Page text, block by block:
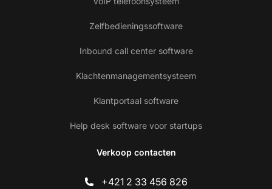
Zelfbedieningssoftware
Inbound call center software
Klachtenmanagementsysteem
Klantportaal software
Help desk software voor startups
Verkoop contacten
+421 2 33 456 826